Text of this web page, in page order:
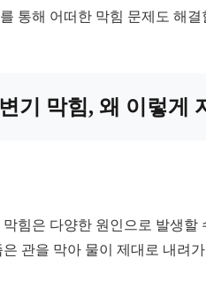
통해 어떠한 막힘 문제도 해
기 막힘, 왜 이렇게
막힘은 다양한 원인으로 발생할
은 관을 막아 물이 제대로 내려